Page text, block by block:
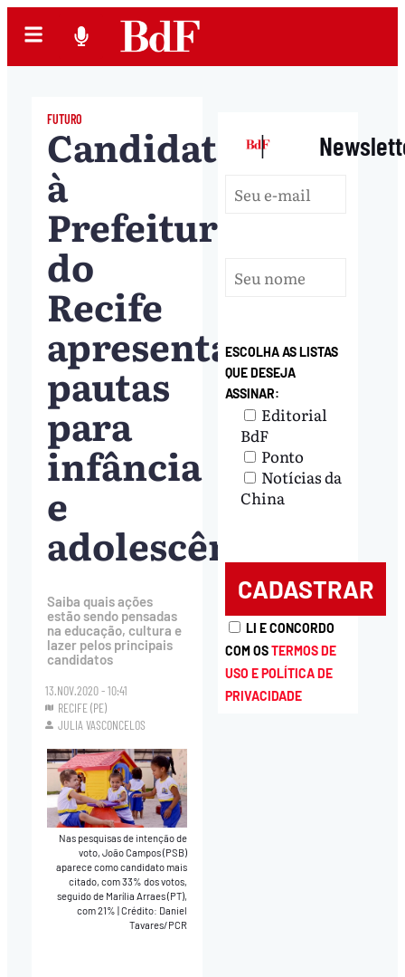
FUTURO
Candidatos
à
Prefeitura
do
Recife
apresentam
pautas
para
infância
e
adolescência
Saiba quais ações
estão sendo pensadas
na educação, cultura e
lazer pelos principais
candidatos
13.NOV.2020 - 10:41
RECIFE (PE)
JULIA VASCONCELOS
Nas pesquisas de intenção de
voto, João Campos (PSB)
aparece como candidato mais
citado, com 33% dos votos,
seguido de Marília Arraes (PT),
com 21% Crédito: Daniel
Tavares/PCR
|
ESCOLHA AS LISTAS
QUE DESEJA
ASSINAR:
Editorial
BdF
Ponto
Notícias da
China
LI E CONCORDO
COM OSTERMOS DE
USO E POLÍTICA DE
PRIVACIDADE